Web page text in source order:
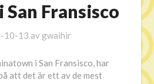
San Fransisco
10-13 av gwaihir
i San Fransisco, har
att det är ett av de mest